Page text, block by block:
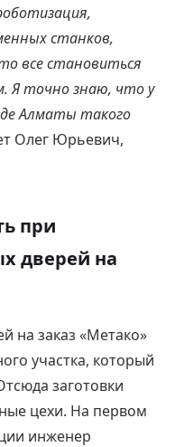
станков,
все становиться
Я точно знаю, что у
Алматы такого
Олег Юрьевич,
при
дверей на
на заказ «Метако»
участка, который
заготовки
цехи. На первом
инженер